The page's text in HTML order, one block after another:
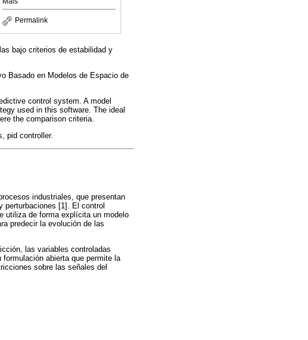
Permalink
bajo criterios de estabilidad y
Basado en Modelos de Espacio de
control system. A model
used in this software. The ideal
the comparison criteria.
pid controller.
industriales, que presentan
[1]. El control
utiliza de forma explícita un modelo
predecir la evolución de las
las variables controladas
abierta que permite la
sobre las señales del